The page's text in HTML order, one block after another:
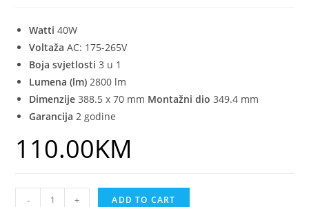
Watti40W
VoltažaAC: 175-265V
Boja svjetlosti3 u 1
Lumena (lm) 2800 lm
Dimenzije388.5 x 70 mm Montažni dio349.4 mm
Garancija 2 godine
110.00KM
- + ADD TO CART